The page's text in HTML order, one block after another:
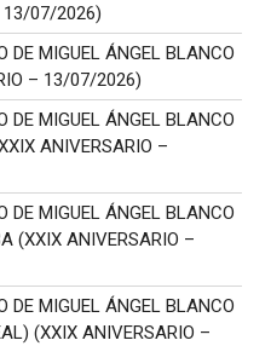
13/07/2026)
DE MIGUEL ÁNGEL BLANCO
– 13/07/2026)
DE MIGUEL ÁNGEL BLANCO
ANIVERSARIO –
DE MIGUEL ÁNGEL BLANCO
(XXIX ANIVERSARIO –
DE MIGUEL ÁNGEL BLANCO
(XXIX ANIVERSARIO –